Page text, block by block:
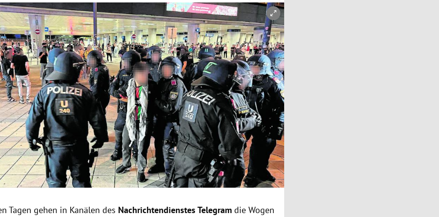
öffnen/schließen
Tagen gehen in Kanälen des Nachrichtendienstes Telegram die Wogen